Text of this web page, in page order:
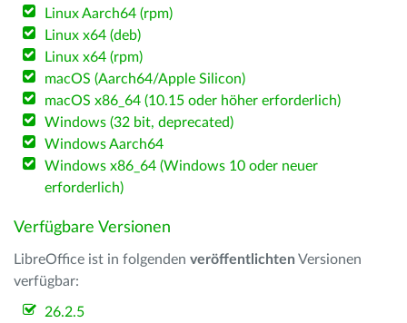
Linux Aarch64 (rpm)
Linux x64 (deb)
Linux x64 (rpm)
macOS (Aarch64/Apple Silicon)
macOS x86_64 (10.15 oder höher erforderlich)
Windows (32 bit, deprecated)
Windows Aarch64
Windows x86_64 (Windows 10 oder neuer
erforderlich)
Verfügbare Versionen
LibreOffice ist in folgenden veröffentlichten Versionen
verfügbar:
26.2.5